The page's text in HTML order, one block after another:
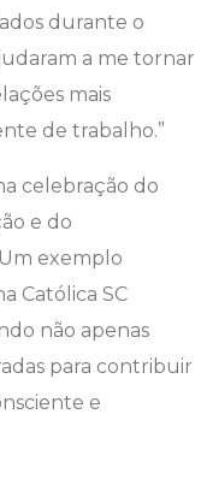
durante o
a me tornar
mais
de trabalho.”
celebração do
e do
exemplo
Católica SC
não apenas
para contribuir
e